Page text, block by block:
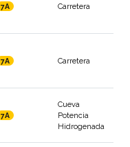
7A Carretera
7A Carretera
7A
Cueva
Potencia
Hidrogenada